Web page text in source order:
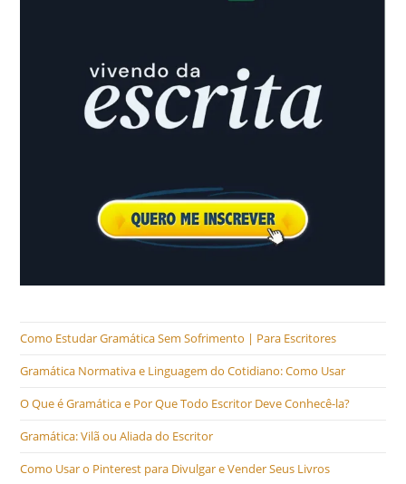
Como Estudar Gramática Sem Sofrimento | Para Escritores
Gramática Normativa e Linguagem do Cotidiano: Como Usar
O Que é Gramática e Por Que Todo Escritor Deve Conhecê-la?
Gramática: Vilã ou Aliada do Escritor
Como Usar o Pinterest para Divulgar e Vender Seus Livros